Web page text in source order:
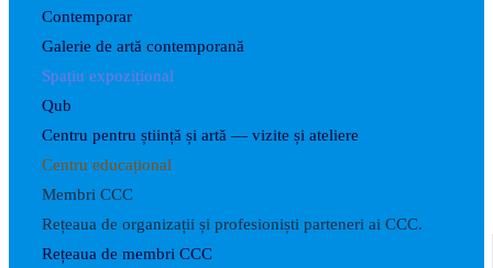
Contemporar
Galerie de artă contemporană
Spațiu expozițional
Qub
Centru pentru știință și artă — vizite și ateliere
Centru educațional
Membri CCC
Rețeaua de organizații și profesioniști parteneri ai CCC.
Rețeaua de membri CCC